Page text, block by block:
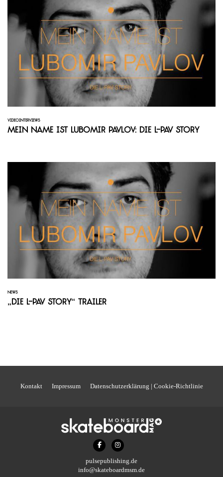
VIDEOINTERVIEWS
Mein Name ist Lubomir Pavlov: Die L-Pav Story
NEWS
„Die L-Pav Story“ Trailer
Kontakt Impressum Datenschutzerklärung | Cookie-Richtlinie
pulsepublishing.de
info@skateboardmsm.de